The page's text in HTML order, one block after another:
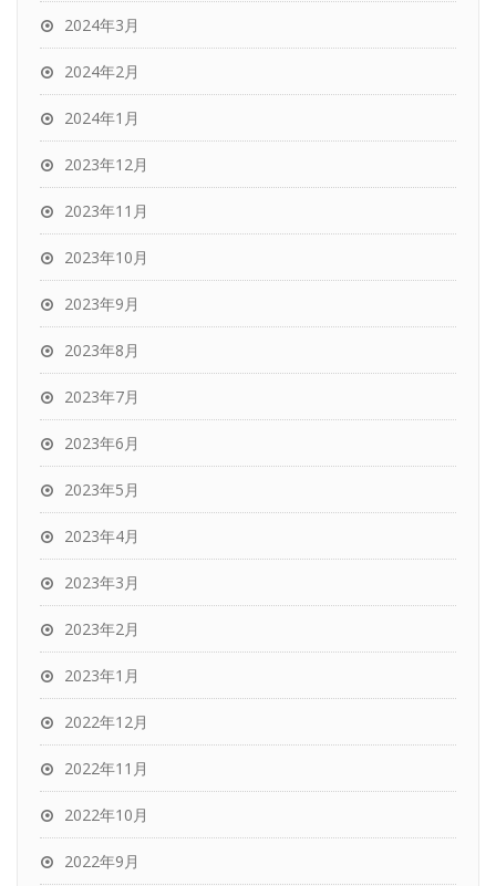
2024年3月
2024年2月
2024年1月
2023年12月
2023年11月
2023年10月
2023年9月
2023年8月
2023年7月
2023年6月
2023年5月
2023年4月
2023年3月
2023年2月
2023年1月
2022年12月
2022年11月
2022年10月
2022年9月